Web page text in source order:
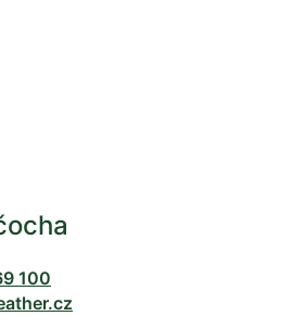
100